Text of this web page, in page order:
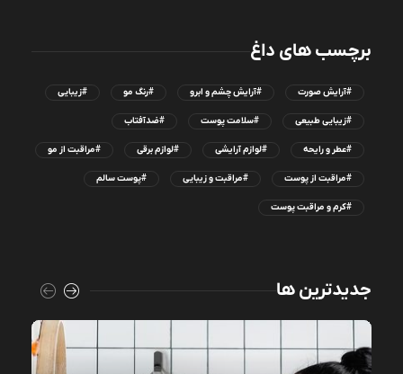
برچسب های داغ
#آرایش صورت #آرایش چشم و ابرو #رنگ مو #زیبایی
#زیبایی طبیعی #سلامت پوست #ضدآفتاب
#عطر و رایحه #لوازم آرایشی #لوازم برقی #مراقبت از مو
#مراقبت از پوست #مراقبت و زیبایی #پوست سالم
#کرم و مراقبت پوست
جدیدترین ها